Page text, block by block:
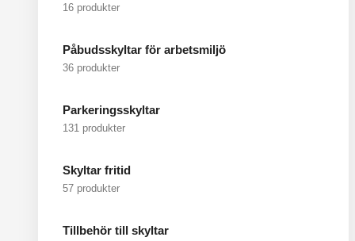
16 produkter
Påbudsskyltar för arbetsmiljö
36 produkter
Parkeringsskyltar
131 produkter
Skyltar fritid
57 produkter
Tillbehör till skyltar